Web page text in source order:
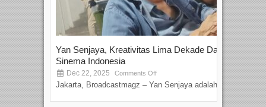
Yan Senjaya, Kreativitas Lima Dekade Dalam
Sinema Indonesia
Dec 22, 2025 Comments Off
Jakarta, Broadcastmagz – Yan Senjaya adalah...